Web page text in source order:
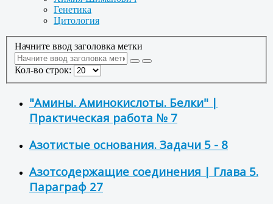
Генетика
Цитология
Начните ввод заголовка метки
Кол-во строк:
"Амины. Аминокислоты. Белки" |
Практическая работа № 7
Азотистые основания. Задачи 5 - 8
Азотсодержащие соединения | Глава 5.
Параграф 27